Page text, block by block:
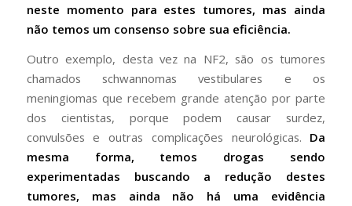
neste momento para estes tumores, mas ainda
não temos um consenso sobre sua eficiência.
Outro exemplo, desta vez na NF2, são os tumores
chamados schwannomas vestibulares e os
meningiomas que recebem grande atenção por parte
dos cientistas, porque podem causar surdez,
convulsões e outras complicações neurológicas. Da
mesma forma, temos drogas sendo
experimentadas buscando a redução destes
tumores, mas ainda não há uma evidência